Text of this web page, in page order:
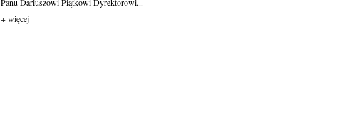
+ więcej